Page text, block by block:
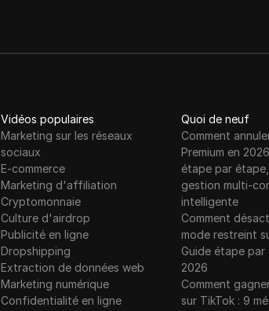
Vidéos populaires
Marketing sur les réseaux
sociaux
E-commerce
Marketing d'affiliation
Cryptomonnaie
Culture d'airdrop
Publicité en ligne
Dropshipping
Extraction de données web
Marketing numérique
Confidentialité en ligne
Quoi de neuf
Comment
Premium en
étape par
gestion multi-
intelligente
Comment
mode restreint
Guide étape
2026
Comment
sur TikTok : 9